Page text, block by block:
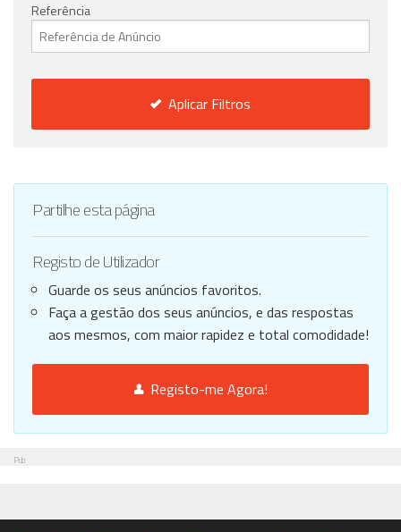
Referência
Aplicar Filtros
Partilhe esta página
Registo de Utilizador
Guarde os seus anúncios favoritos.
Faça a gestão dos seus anúncios, e das respostas
aos mesmos, com maior rapidez e total comodidade!
Registo-me Agora!
Pub